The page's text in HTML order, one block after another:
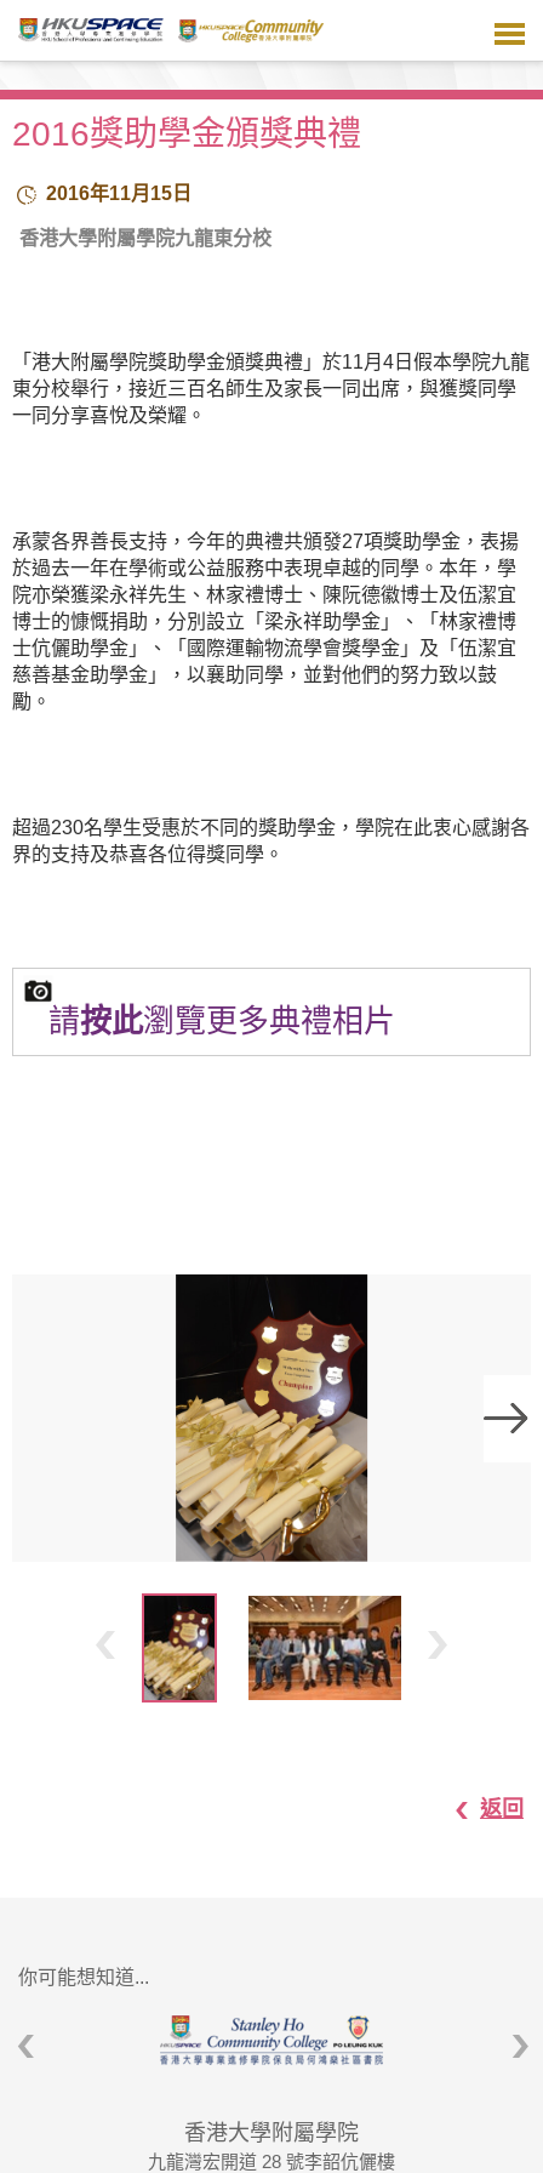
主
容2016獎助學金頒獎典禮
2016年11月15日
香港大學附屬學院九龍東分校
「港大附屬學院獎助學金頒獎典禮」於11月4日假本學院九龍
東分校舉行，接近三百名師生及家長一同出席，與獲獎同學
一同分享喜悅及榮耀。
承蒙各界善長支持，今年的典禮共頒發27項獎助學金，表揚
於過去一年在學術或公益服務中表現卓越的同學。本年，學
院亦榮獲梁永祥先生、林家禮博士、陳阮德徽博士及伍潔宜
博士的慷慨捐助，分別設立「梁永祥助學金」、「林家禮博
士伉儷助學金」、「國際運輸物流學會獎學金」及「伍潔宜
慈善基金助學金」，以襄助同學，並對他們的努力致以鼓
勵。
超過230名學生受惠於不同的獎助學金，學院在此衷心感謝各
界的支持及恭喜各位得獎同學。
請按此瀏覽更多典禮相片
返回
你可能想知道...
香港大學附屬學院
九龍灣宏開道 28 號李韶伉儷樓